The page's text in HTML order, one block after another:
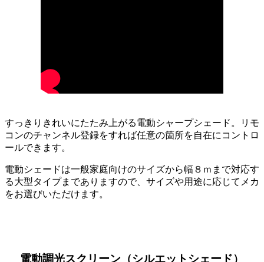
すっきりきれいにたたみ上がる電動シャープシェード。リモ
コンのチャンネル登録をすれば任意の箇所を自在にコントロ
ールできます。
電動シェードは一般家庭向けのサイズから幅８ｍまで対応す
る大型タイプまでありますので、サイズや用途に応じてメカ
をお選びいただけます。
電動調光スクリーン（シルエットシェード）